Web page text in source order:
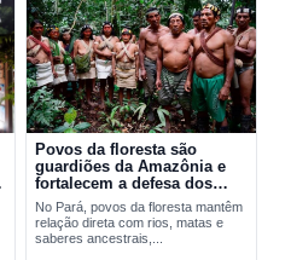
Povos da floresta são
guardiões da Amazônia e
fortalecem a defesa dos
territórios no Pará
No Pará, povos da floresta mantêm
relação direta com rios, matas e
saberes ancestrais,...